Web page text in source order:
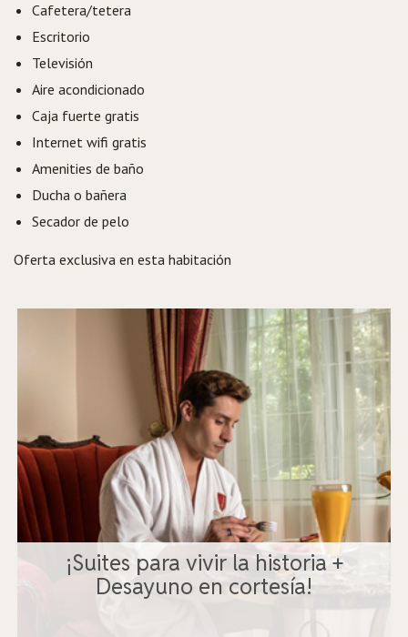
Cafetera/tetera
Escritorio
Televisión
Aire acondicionado
Caja fuerte gratis
Internet wifi gratis
Amenities de baño
Ducha o bañera
Secador de pelo
Oferta exclusiva en esta habitación
¡Suites para vivir la historia +
Desayuno en cortesía!